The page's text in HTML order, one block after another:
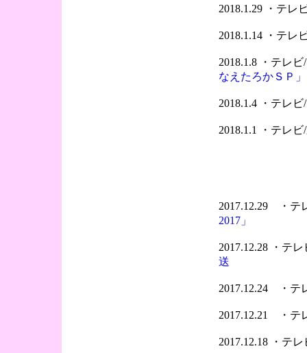
2018.1.29 ・テレ
2018.1.14 ・テレ
2018.1.8 ・テレ
なえたろかＳＰ」
2018.1.4 ・テレ
2018.1.1 ・テレ
2017.12.29 ・テ
2017」
2017.12.28 ・テ
送
2017.12.24 ・テ
2017.12.21 ・テ
2017.12.18 ・テ